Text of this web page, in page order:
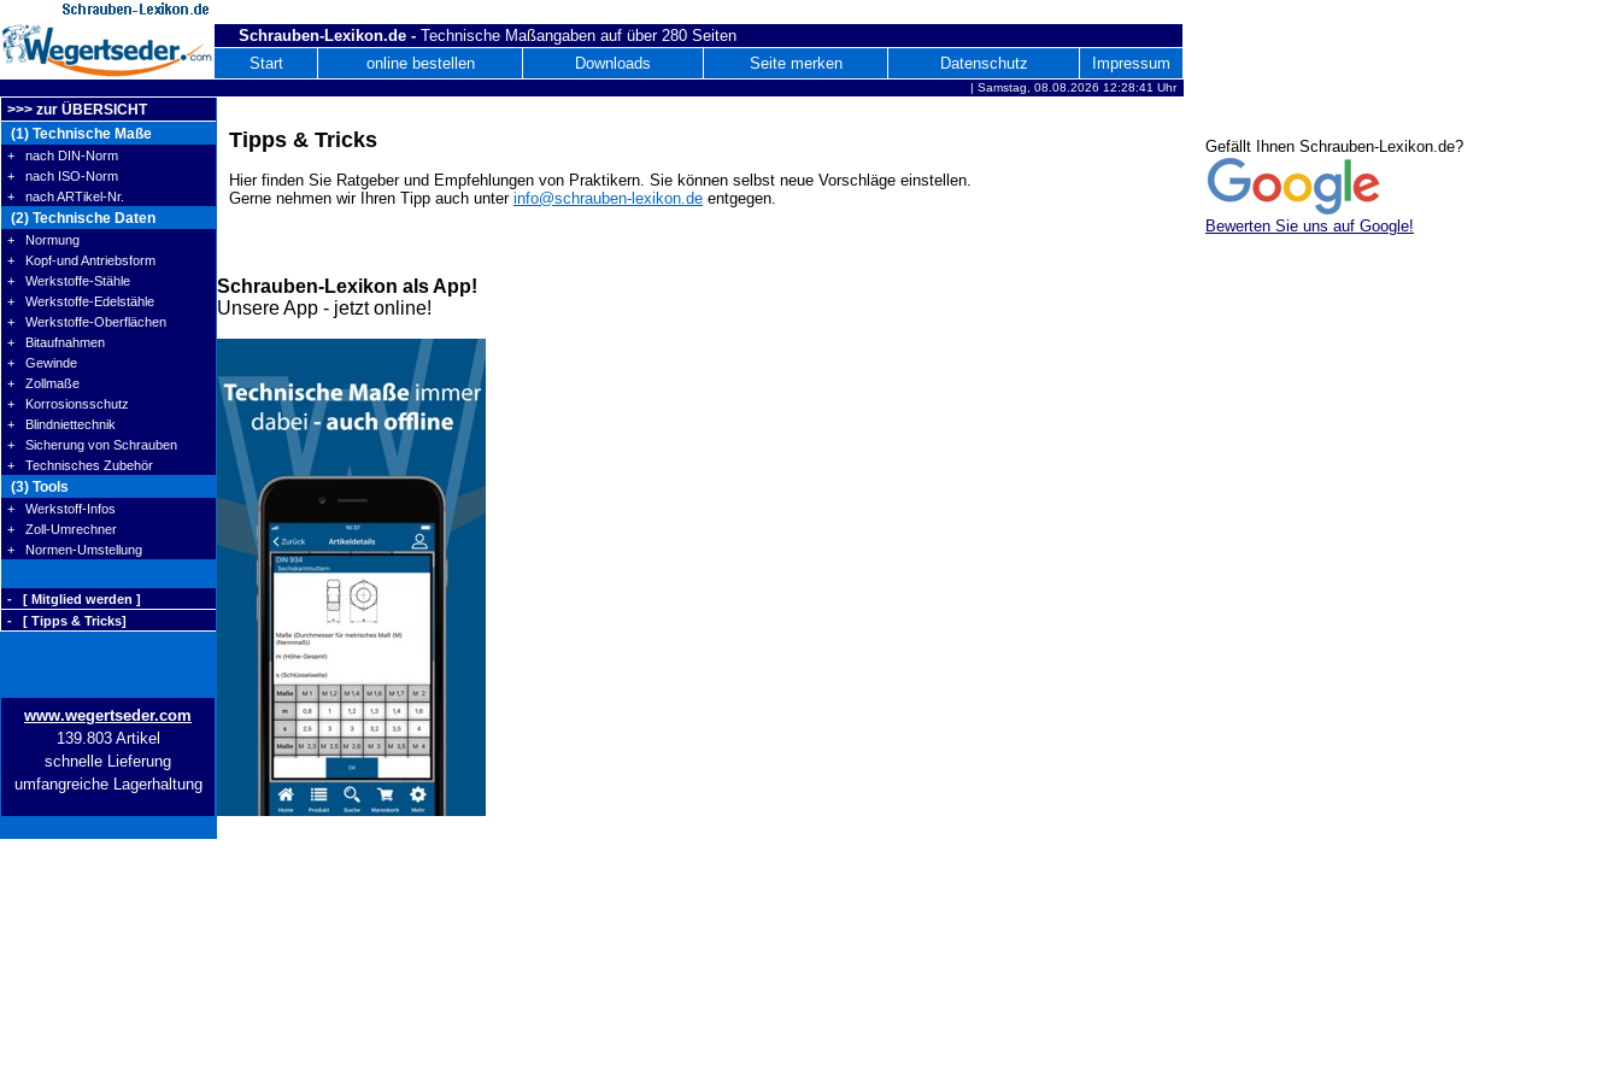
Schrauben-Lexikon.de - Technische Maßangaben auf über 280 Seiten
Start
online bestellen Downloads Seite merken Datenschutz Impressum
| Samstag, 08.08.2026 12:28:41 Uhr
>>> zur ÜBERSICHT
(1) Technische Maße
+ nach DIN-Norm
+ nach ISO-Norm
+ nach ARTikel-Nr.
(2) Technische Daten
+ Normung
+ Kopf-und Antriebsform
+ Werkstoffe-Stähle
+ Werkstoffe-Edelstähle
+ Werkstoffe-Oberflächen
+ Bitaufnahmen
+ Gewinde
+ Zollmaße
+ Korrosionsschutz
+ Blindniettechnik
+ Sicherung von Schrauben
+ Technisches Zubehör
(3) Tools
+ Werkstoff-Infos
+ Zoll-Umrechner
+ Normen-Umstellung
- [ Mitglied werden ]
- [ Tipps & Tricks]
www.wegertseder.com
139.803 Artikel
schnelle Lieferung
umfangreiche Lagerhaltung
Tipps & Tricks
Hier finden Sie Ratgeber und Empfehlungen von Praktikern. Sie können selbst neue Vorschläge einstellen.
Gerne nehmen wir Ihren Tipp auch unter info@schrauben-lexikon.de entgegen.
Gefällt Ihnen Schrauben-Lexikon.de?
Bewerten Sie uns auf Google!
Schrauben-Lexikon als App!
Unsere App - jetzt online!